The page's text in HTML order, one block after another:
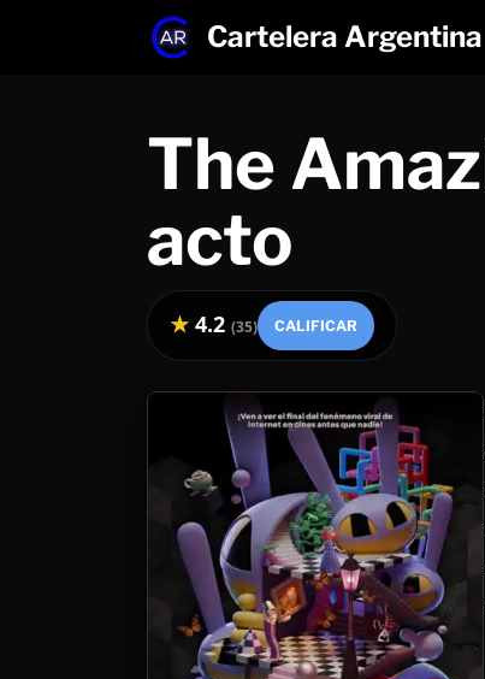
Cartelera Argentina
The
acto
★ 4.2 (35) CALIFICAR